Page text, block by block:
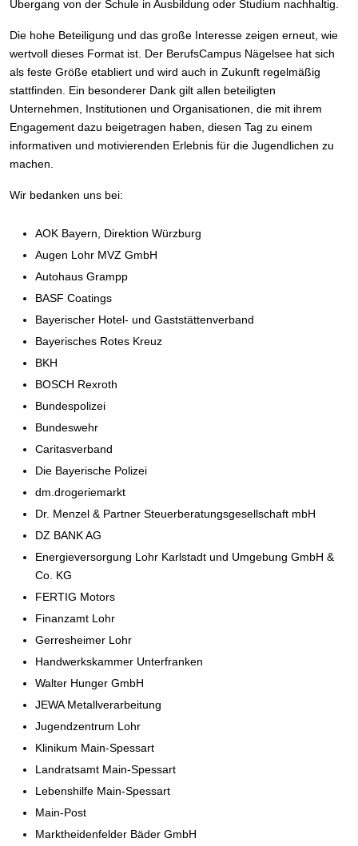
Übergang von der Schule in Ausbildung oder Studium nachhaltig.
Die hohe Beteiligung und das große Interesse zeigen erneut, wie
wertvoll dieses Format ist. Der BerufsCampus Nägelsee hat sich
als feste Größe etabliert und wird auch in Zukunft regelmäßig
stattfinden. Ein besonderer Dank gilt allen beteiligten
Unternehmen, Institutionen und Organisationen, die mit ihrem
Engagement dazu beigetragen haben, diesen Tag zu einem
informativen und motivierenden Erlebnis für die Jugendlichen zu
machen.
Wir bedanken uns bei:
AOK Bayern, Direktion Würzburg
Augen Lohr MVZ GmbH
Autohaus Grampp
BASF Coatings
Bayerischer Hotel- und Gaststättenverband
Bayerisches Rotes Kreuz
BKH
BOSCH Rexroth
Bundespolizei
Bundeswehr
Caritasverband
Die Bayerische Polizei
dm.drogeriemarkt
Dr. Menzel & Partner Steuerberatungsgesellschaft mbH
DZ BANK AG
Energieversorgung Lohr Karlstadt und Umgebung GmbH &
Co. KG
FERTIG Motors
Finanzamt Lohr
Gerresheimer Lohr
Handwerkskammer Unterfranken
Walter Hunger GmbH
JEWA Metallverarbeitung
Jugendzentrum Lohr
Klinikum Main-Spessart
Landratsamt Main-Spessart
Lebenshilfe Main-Spessart
Main-Post
Marktheidenfelder Bäder GmbH